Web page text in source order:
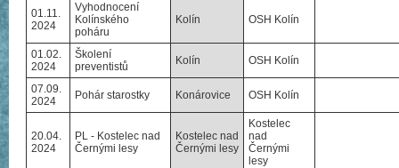
01.11.
2024
Vyhodnocení
Kolínského
poháru
Kolín OSH Kolín
01.02.
2024
Školení
preventistů
Kolín OSH Kolín
07.09.
2024
Pohár starostky Konárovice OSH Kolín
20.04.
2024
PL - Kostelec nad
Černými lesy
Kostelec nad
Černými lesy
Kostelec
nad
Černými
lesy